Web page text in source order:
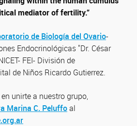
mediator of fertility.”
de Biología del Ovario-
Endocrinológicas "Dr. César
FEI- División de
de Niños Ricardo Gutierrez.
unirte a nuestro grupo,
Marina C. Peluffoal